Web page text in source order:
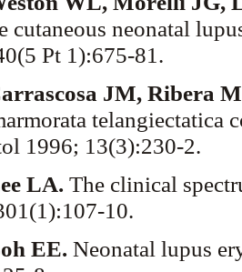
cutaneous neonatal
Pt 1):675-81.
JM, Ribera
telangiectatica
1996; 13(3):230-2.
LA. The clinical
10.
EE. Neonatal lupus